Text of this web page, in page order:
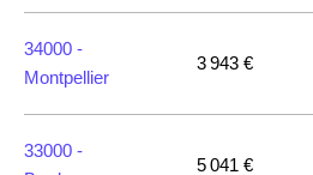
34000 -
Montpellier
3 943 €
33000 -
5 041 €